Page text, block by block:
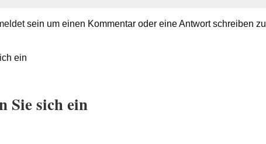
sein um einen Kommentar oder eine Antwort schreiben zu
ein
Sie sich ein